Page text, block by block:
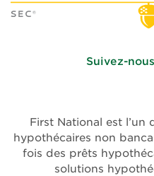
Suivez-
First National est l’un
hypothécaires non
fois des prêts
solutions